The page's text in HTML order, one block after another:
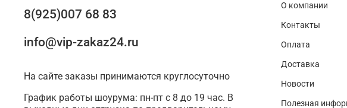
О компании
Контакты
Оплата
Доставка
Новости
Полезная
8(925)007 68 83
info@vip-zakaz24.ru
На сайте заказы принимаются круглосуточно
График работы шоурума: пн-пт с 8 до 19 час. В